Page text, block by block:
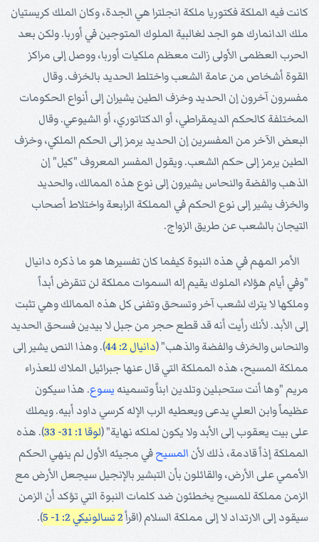
كانت فيه الملكة فكتوريا ملكة انجلترا هي الجدة، وكان الملك كريستيان
ملك الدانمارك هو الجد لغالبية الملوك المتوجين في أوربا. ولكن بعد
الحرب العظمى الأولى زالت معظم ملكيات أوربا، ووصل إلى مراكز
القوة أشخاص من عامة الشعب واختلط الحديد بالخزف. وقال
مفسرون آخرون إن الحديد وخزف الطين يشيران إلى أنواع الحكومات
المختلفة كالحكم الديمقراطي، أو الدكتاتوري، أو الشيوعي. وقال
البعض الآخر من المفسرين إن الحديد يرمز إلى الحكم الملكي، وخزف
الطين يرمز إلى حكم الشعب. ويقول المفسر المعروف "كيل" إن
الذهب والفضة والنحاس يشيرون إلى نوع هذه الممالك، والحديد
والخزف يشير إلى نوع الحكم في المملكة الرابعة واختلاط أصحاب
التيجان بالشعب عن طريق الزواج.
الأمر المهم في هذه النبوة كيفما كان تفسيرها هو ما ذكره دانيال
"وفي أيام هؤلاء الملوك يقيم إله السموات مملكة لن تنقرض أبداً
وملكها لا يترك لشعب آخر وتسحق وتفنى كل هذه الممالك وهي تثبت
إلى الأبد. لأنك رأيت أنه قد قطع حجر من جبل لا بيدين فسحق الحديد
والنحاس والخزف والفضة والذهب" (دانيال 2: 44
). وهذا النص يشير إلى
مملكة المسيح، هذه المملكة التي قال عنها جبرائيل الملاك للعذراء
مريم "وها أنت ستحبلين وتلدين ابناً وتسمينه يسوع. هذا سيكون
عظيماً وابن العلي يدعى ويعطيه الرب الإله كرسي داود أبيه. ويملك
على بيت يعقوب إلى الأبد ولا يكون لملكه نهاية" (لوقا 1: 31- 33
). هذه
المملكة إذاً قادمة، ذلك لأن المسيحفي مجيئه الأول لم ينهي الحكم
الأممي على الأرض، والقائلون بأن التبشير بالإنجيل سيجعل الأرض مع
الزمن مملكة للمسيح يخطئون ضد كلمات النبوة التي تؤكد أن الزمن
سيقود إلى الارتداد لا إلى مملكة السلام (اقرأ2 تسالونيكي 2: 1- 5 ).